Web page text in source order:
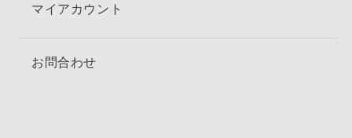
マイアカウント
お問合わせ